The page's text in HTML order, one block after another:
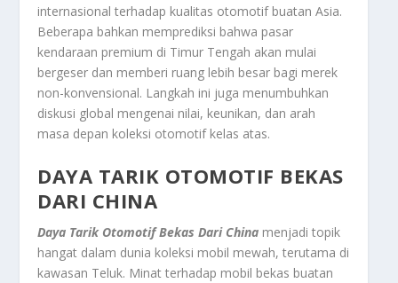
internasional terhadap kualitas otomotif buatan Asia.
Beberapa bahkan memprediksi bahwa pasar
kendaraan premium di Timur Tengah akan mulai
bergeser dan memberi ruang lebih besar bagi merek
non-konvensional. Langkah ini juga menumbuhkan
diskusi global mengenai nilai, keunikan, dan arah
masa depan koleksi otomotif kelas atas.
DAYA TARIK OTOMOTIF BEKAS
DARI CHINA
Daya Tarik Otomotif Bekas Dari China menjadi topik
hangat dalam dunia koleksi mobil mewah, terutama di
kawasan Teluk. Minat terhadap mobil bekas buatan